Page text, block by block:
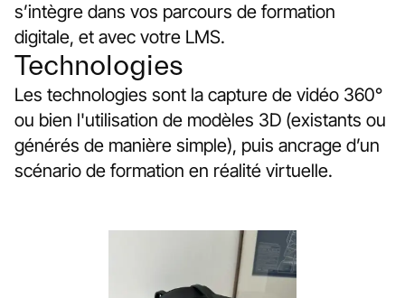
s’intègre dans vos parcours de formation
digitale, et avec votre LMS.
Technologies
Les technologies sont la capture de vidéo 360°
ou bien l'utilisation de modèles 3D (existants ou
générés de manière simple), puis ancrage d’un
scénario de formation en réalité virtuelle.